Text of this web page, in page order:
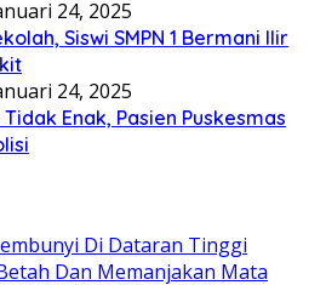
24, 2025
Siswi SMPN 1 Bermani Ilir
24, 2025
Enak, Pasien Puskesmas